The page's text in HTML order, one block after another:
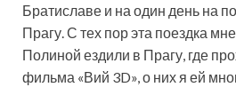
Братиславе и на один день на
Прагу. С тех пор эта поездка
Полиной ездили в Прагу, где
фильма «Вий 3D», о них я ей